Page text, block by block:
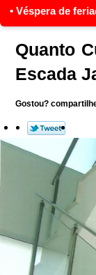
Quanto
Escada
Gostou?